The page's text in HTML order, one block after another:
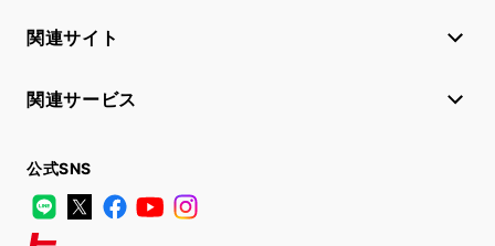
関連サイト
関連サービス
公式SNS
LINE
X FacebookYouTube